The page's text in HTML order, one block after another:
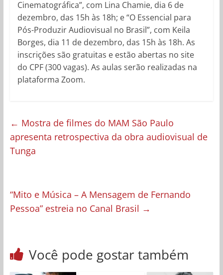
Cinematográfica”, com Lina Chamie, dia 6 de
dezembro, das 15h às 18h; e “O Essencial para
Pós-Produzir Audiovisual no Brasil”, com Keila
Borges, dia 11 de dezembro, das 15h às 18h. As
inscrições são gratuitas e estão abertas no site
do CPF (300 vagas). As aulas serão realizadas na
plataforma Zoom.
← Mostra de filmes do MAM São Paulo
apresenta retrospectiva da obra audiovisual de
Tunga
“Mito e Música – A Mensagem de Fernando
Pessoa” estreia no Canal Brasil →
Você pode gostar também